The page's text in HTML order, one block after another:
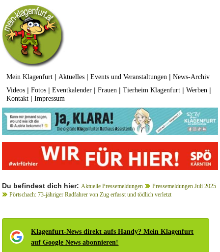
Mein Klagenfurt | Aktuelles |Events und Veranstaltungen |News-Archiv
Videos |Fotos |Eventkalender |Frauen |Tierheim Klagenfurt |Werben |
Kontakt |Impressum
Du befindest dich hier: Aktuelle Pressemeldungen
Pressemeldungen Juli 2025
Pörtschach: 73-jähriger Radfahrer von Zug erfasst und tödlich verletzt
Klagenfurt-News direkt aufs Handy? Mein Klagenfurt
auf Google News abonnieren!